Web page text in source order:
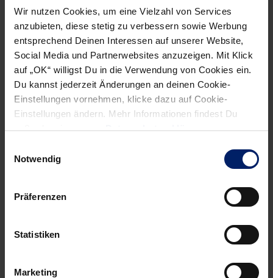
Wir nutzen Cookies, um eine Vielzahl von Services
anzubieten, diese stetig zu verbessern sowie Werbung
entsprechend Deinen Interessen auf unserer Website,
Social Media und Partnerwebsites anzuzeigen. Mit Klick
auf „OK“ willigst Du in die Verwendung von Cookies ein.
Du kannst jederzeit Änderungen an deinen Cookie-
Einstellungen vornehmen, klicke dazu auf Cookie-
Einstellungen ändern. Mehr Informationen findest Du
außerdem in unsererDatenschutzerklärung.
Notwendig
Präferenzen
Statistiken
Marketing
Wenn du per E-Mail über Aktuelles aus der Löwenwelt
informiert werden willst, kannst du den Rhein-Neckar Löwen
Newsletterhier abonnieren
zuversichtlich